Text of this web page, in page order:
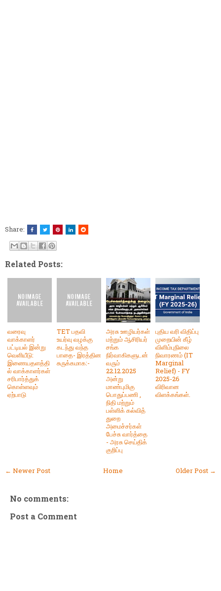
Share:
Related Posts:
வரைவு
வாக்காளர்
பட்டியல் இன்று
வெளியீடு:
இணையதளத்தி
ல் வாக்காளர்கள்
சரிபார்த்துக்
கொள்ளவும்
ஏற்பாடு
TET பதவி
உயர்வு வழக்கு
கடந்து வந்த
பாதை- இரத்தின
சுருக்கமாக:-
அரசு ஊழியர்கள்
மற்றும் ஆசிரியர்
சங்க
நிர்வாகிகளுடன்
வரும்
22.12.2025
அன்று
மாண்புமிகு
பொதுப்பணி ,
நிதி மற்றும்
பள்ளிக் கல்வித்
துறை
அமைச்சர்கள்
பேச்சு வார்த்தை
- அரசு செய்திக்
குறிப்பு
புதிய வரி விதிப்பு
முறையின் கீழ்
விளிம்புநிலை
நிவாரணம் (IT
Marginal
Relief) - FY
2025-26
விரிவான
விளக்கங்கள்.
← Newer Post Older Post →
Home
No comments:
Post a Comment